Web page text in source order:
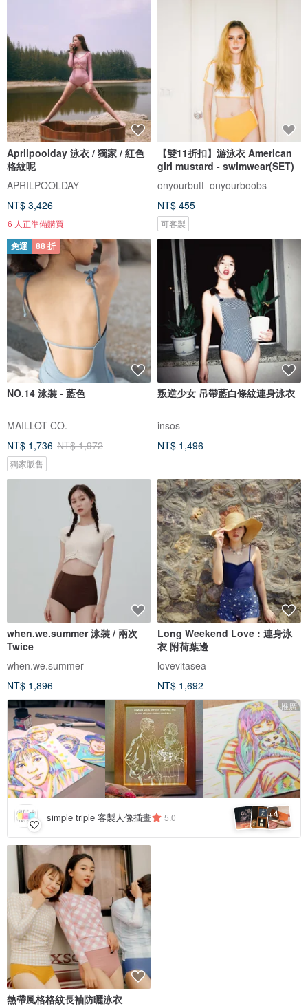
Aprilpoolday 泳衣 / 獨家 / 紅色
格紋呢
APRILPOOLDAY
NT$ 3,426
6 人正準備購買
【雙11折扣】游泳衣 American
girl mustard - swimwear(SET)
onyourbutt_onyourboobs
NT$ 455
可客製
免運 88 折
NO.14 泳裝 - 藍色
MAILLOT CO.
NT$ 1,736 NT$ 1,972
獨家販售
叛逆少女 吊帶藍白條紋連身泳衣
insos
NT$ 1,496
when.we.summer 泳裝 / 兩次
Twice
when.we.summer
NT$ 1,896
Long Weekend Love : 連身泳
衣 附荷葉邊
lovevitasea
NT$ 1,692
推廣
simple triple 客製人像插畫 5.0 +4
熱帶風格格紋長袖防曬泳衣